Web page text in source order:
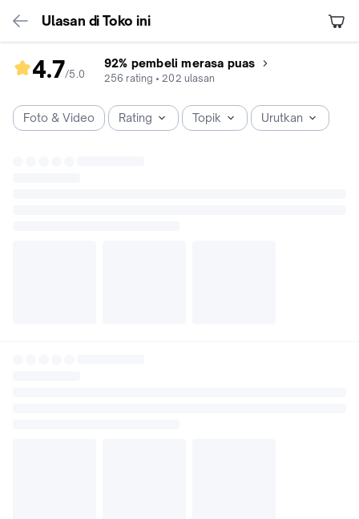
Ulasan di Toko ini
4.7/5.0
rating
4.7
dari
92% pembeli merasa puas
256 rating • 202 ulasan
Foto & Video Rating Topik Urutkan